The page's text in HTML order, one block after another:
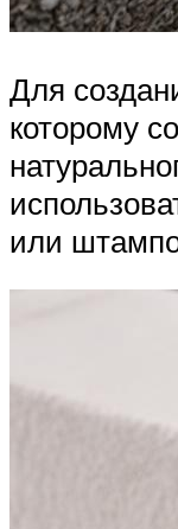
Для
которому
или